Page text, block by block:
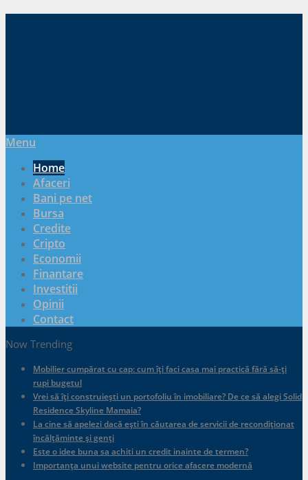
Menu
Home
Afaceri
Bani pe net
Bursa
Credite
Cripto
Economii
Finantare
Investitii
Opinii
Contact
Now Trending
Mobilier cumpărat cu cap: cum îți faci casa mai practică fără să-ți
rupi bugetul
Vrei să îți construiești un portofoliu în imobiliare? De ce să alegi Solid
Residence Skyline Mamaia?
La cine să apelezi dacă ești în căutarea de servicii de recondiționat
încălțăminte și genți
Este o idee buna sa achiti un credit inainte de termen?
Importanța unui website pentru orice afacere modernă